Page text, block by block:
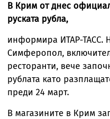
В Крим от днес
руската рубла,
информира ИТАР-ТАСС.
Симферопол,
ресторанти, вече
рублата като
преди 24 март.
В магазините в Крим